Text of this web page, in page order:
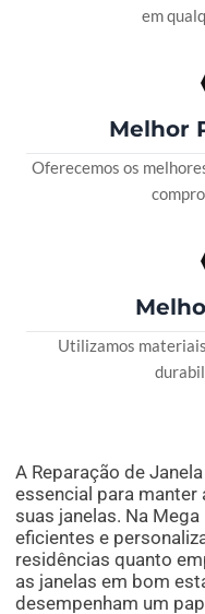
em
Melhor
Oferecemos os
Utilizamos
A Reparação de
essencial para manter
suas janelas. Na
eficientes e
residências quanto
as janelas em bom
desempenham um